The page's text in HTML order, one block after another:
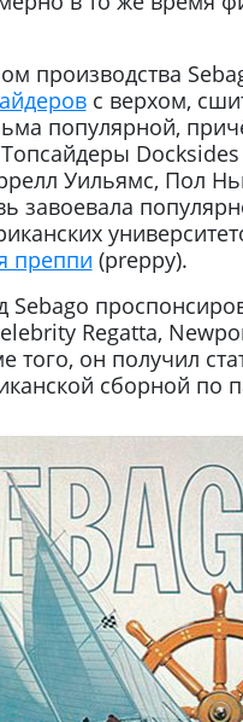
производства
с верхом,
популярной,
Уильямс, Пол
завоевала
преппи (preppy).
Sebago
Regatta,
того, он получил
сборной по